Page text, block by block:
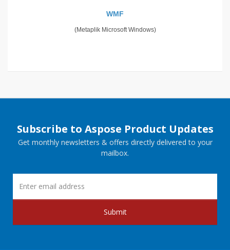
WMF
(Metaplik Microsoft Windows)
Subscribe to Aspose Product Updates
Get monthly newsletters & offers directly delivered to your
mailbox.
Submit